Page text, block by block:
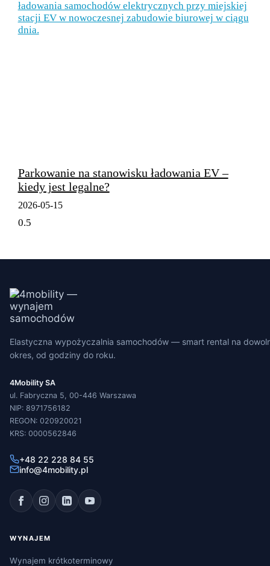
Parkowanie na stanowisku ładowania EV –
kiedy jest legalne?
2026-05-15
Elastyczna wypożyczalnia samochodów — smart rental na
okres, od godziny do roku.
4Mobility SA
ul. Fabryczna 5, 00-446 Warszawa
NIP: 8971756182
REGON: 020920021
KRS: 0000562846
+48 22 228 84 55
info@4mobility.pl
WYNAJEM
Wynajem krótkoterminowy